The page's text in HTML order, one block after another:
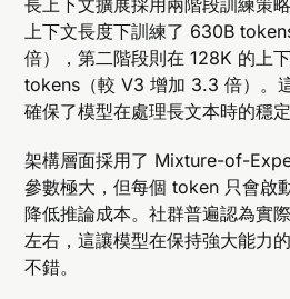
長上下文擴展採用兩階段訓練策
上下文長度下訓練了 630B
倍），第二階段則在 128K 的上
tokens（較 V3 增加 3.3 倍）。
確保了模型在處理長文本時的穩定
架構層面採用了 Mixture-of-
參數極大，但每個 token 只會啟
降低推論成本。社群普遍認為實
左右，這讓模型在保持強大能力
不錯。